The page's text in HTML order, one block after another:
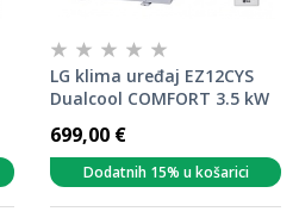
LG klima uređaj EZ12CYS
Dualcool COMFORT 3.5 kW
699,00 €
Dodatnih 15% u košarici